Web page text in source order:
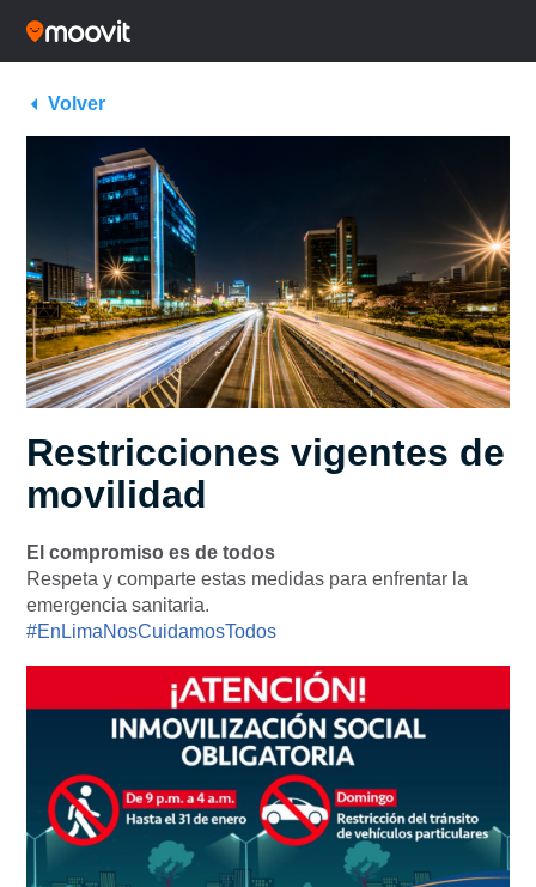
Volver
Restricciones vigentes de
movilidad
El compromiso es de todos
Respeta y comparte estas medidas para enfrentar la
emergencia sanitaria.
#EnLimaNosCuidamosTodos